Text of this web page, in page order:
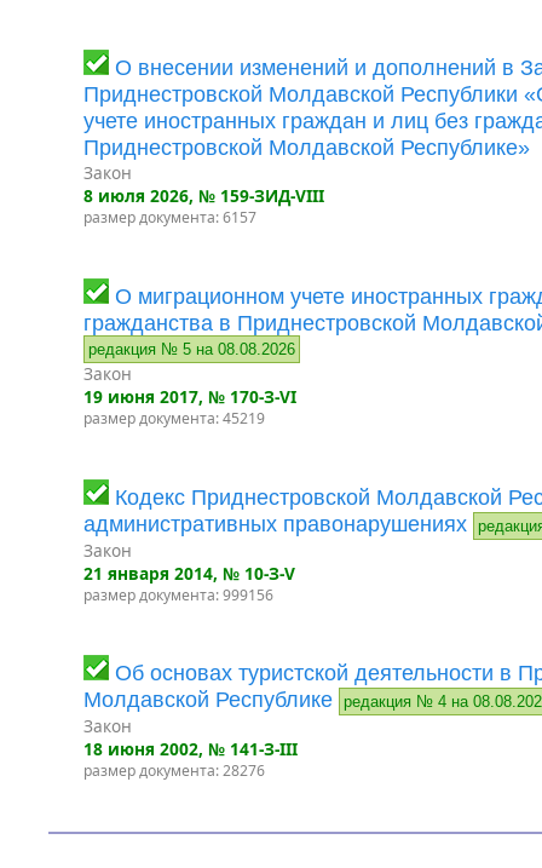
О внесении изменений и дополнений в
Приднестровской Молдавской Республики
учете иностранных граждан и лиц без
Приднестровской Молдавской Республике»
Закон
8 июля 2026, № 159-ЗИД-VIII
размер документа: 6157
О миграционном учете иностранных
гражданства в Приднестровской
редакция № 5 на 08.08.2026
Закон
19 июня 2017, № 170-З-VI
размер документа: 45219
Кодекс Приднестровской Молдавской
административных правонарушениях
Закон
21 января 2014, № 10-З-V
размер документа: 999156
Об основах туристской деятельности в
Молдавской Республике
редакция № 4 на
Закон
18 июня 2002, № 141-З-III
размер документа: 28276